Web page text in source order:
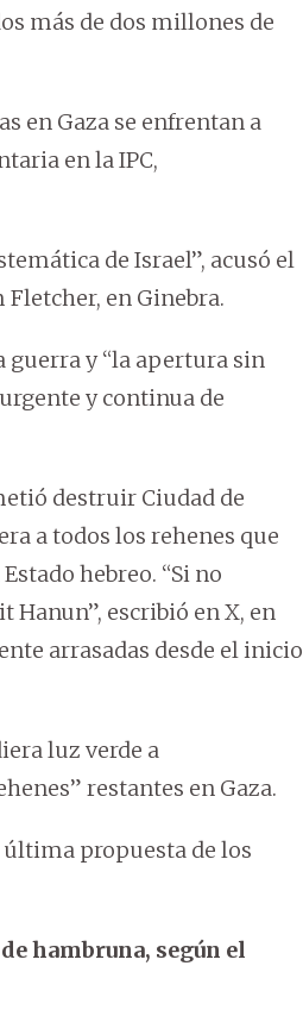
más de dos millones de
en Gaza se enfrentan a
en la IPC,
de Israel”, acusó el
en Ginebra.
guerra y “la apertura sin
y continua de
destruir Ciudad de
a todos los rehenes que
hebreo. “Si no
Hanun”, escribió en X, en
arrasadas desde el inicio
luz verde a
restantes en Gaza.
propuesta de los
hambruna, según el